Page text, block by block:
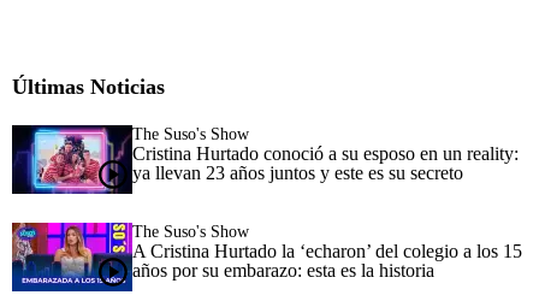
Últimas Noticias
The Suso's Show
Cristina Hurtado conoció a su esposo en un reality:
ya llevan 23 años juntos y este es su secreto
The Suso's Show
A Cristina Hurtado la ‘echaron’ del colegio a los 15
años por su embarazo: esta es la historia